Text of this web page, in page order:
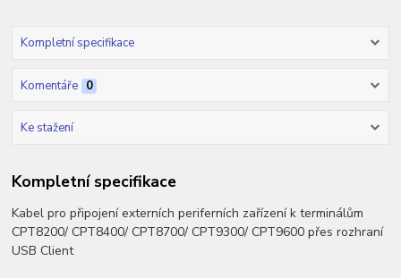
Kompletní specifikace
Komentáře 0
Ke stažení
Kompletní specifikace
Kabel pro připojení externích periferních zařízení k terminálům
CPT8200/ CPT8400/ CPT8700/ CPT9300/ CPT9600 přes rozhraní
USB Client